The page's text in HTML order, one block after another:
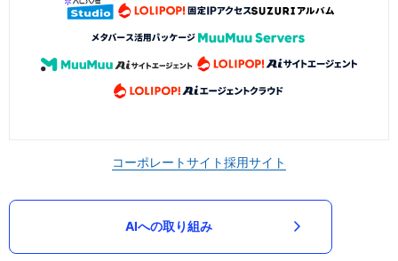
コーポレートサイト採用サイト
AIへの取り組み